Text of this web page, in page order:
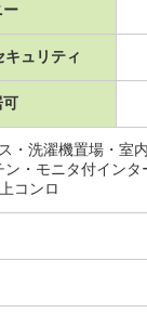
ー
キュリティ
可
・洗濯機置場・室
・モニタ付インタ
コンロ